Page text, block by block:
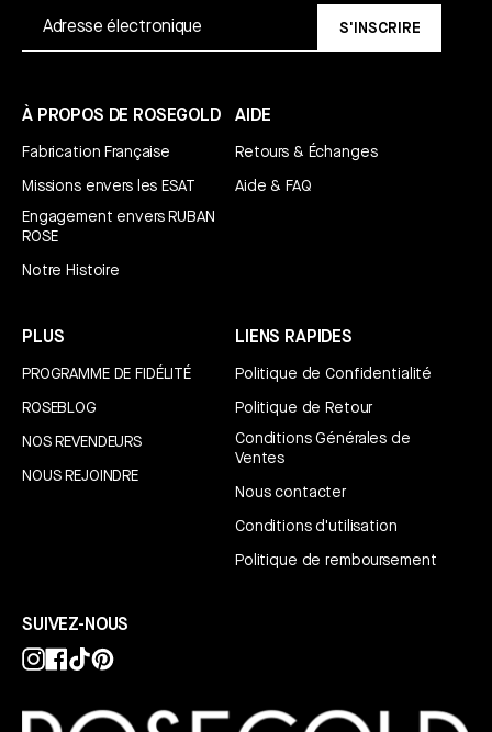
S'INSCRIRE
À PROPOS DE ROSEGOLD
Fabrication Française
Missions envers les ESAT
Engagement envers RUBAN
ROSE
Notre Histoire
AIDE
Retours & Échanges
Aide & FAQ
PLUS
PROGRAMME DE FIDÉLITÉ
ROSEBLOG
NOS REVENDEURS
NOUS REJOINDRE
LIENS RAPIDES
Politique de Confidentialité
Politique de Retour
Conditions Générales de
Ventes
Nous contacter
Conditions d'utilisation
Politique de remboursement
SUIVEZ-NOUS
Instagram
Facebook
TikTokPinterest